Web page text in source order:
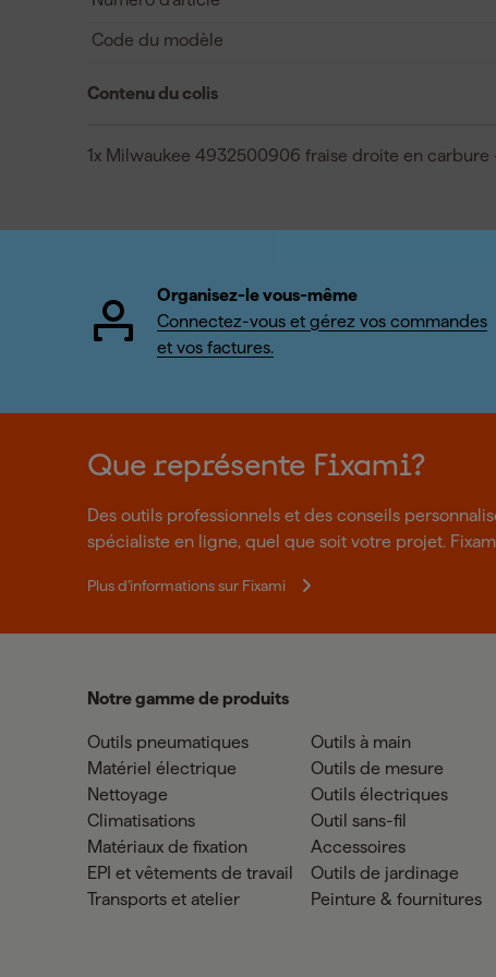
Code du modèle
Contenu du colis
1x Milwaukee 4932500906 fraise droite en carbure
Organisez-le vous-même
Connectez-vous et gérez vos commandes
et vos factures.
Que représente Fixami?
Des outils professionnels et des conseils
spécialiste en ligne, quel que soit votre projet.
Plus d'informations sur Fixami
Notre gamme de produits
Outils pneumatiques
Matériel électrique
Nettoyage
Climatisations
Matériaux de fixation
EPI et vêtements de travail
Transports et atelier
Outils à main
Outils de mesure
Outils électriques
Outil sans-fil
Accessoires
Outils de jardinage
Peinture & fournitures